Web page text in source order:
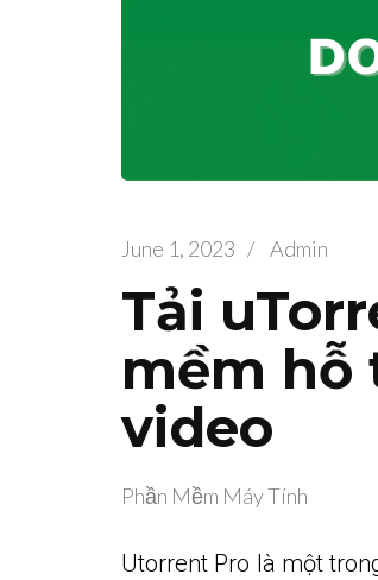
June 1, 2023 / Admin
Tải
mềm hỗ
video
Phần Mềm Máy Tính
Utorrent Pro là một